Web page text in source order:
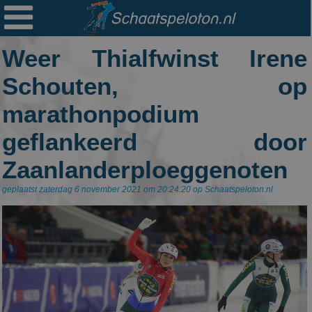

Weer Thialfwinst Irene
Schouten, op
marathonpodium
geflankeerd door
Zaanlanderploeggenoten
geplaatst zaterdag 6 november 2021 om 20:24:20 op Schaatspeloton.nl